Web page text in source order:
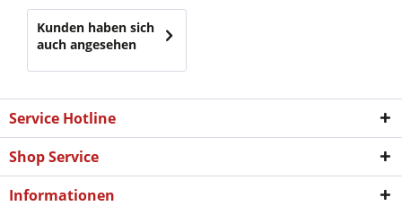
Kunden haben sich
auch angesehen
Service Hotline
Shop Service
Informationen